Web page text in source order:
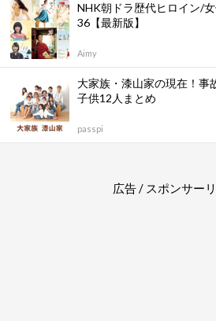
NHK朝ドラ歴代ヒロイン/
36【最新版】
Aimy
大家族・漆山家の現在！事
子供12人まとめ
passpi
広告 / スポンサー